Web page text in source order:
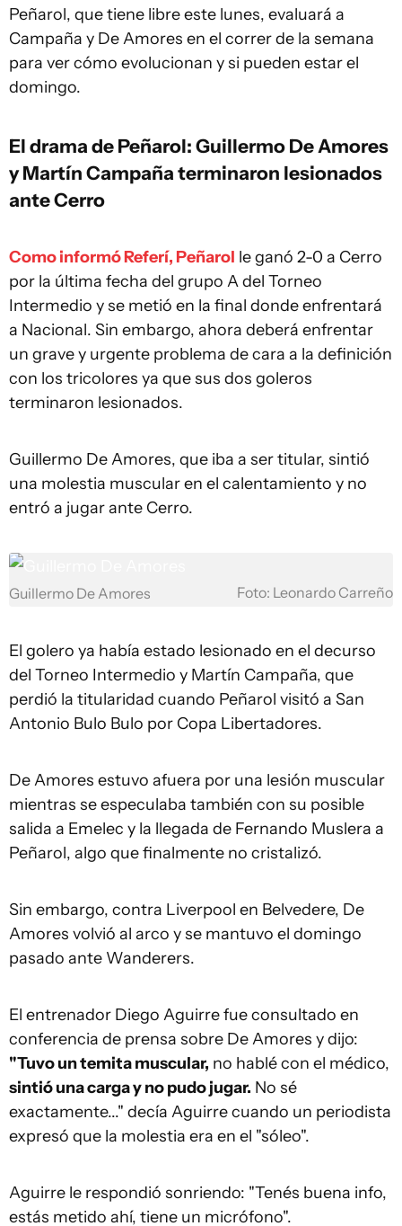
Peñarol, que tiene libre este lunes, evaluará a
Campaña y De Amores en el correr de la semana
para ver cómo evolucionan y si pueden estar el
domingo.
El drama de Peñarol: Guillermo De Amores
y Martín Campaña terminaron lesionados
ante Cerro
Como informó Referí, Peñarol le ganó 2-0 a Cerro
por la última fecha del grupo A del Torneo
Intermedio y se metió en la final donde enfrentará
a Nacional. Sin embargo, ahora deberá enfrentar
un grave y urgente problema de cara a la definición
con los tricolores ya que sus dos goleros
terminaron lesionados.
Guillermo De Amores, que iba a ser titular, sintió
una molestia muscular en el calentamiento y no
entró a jugar ante Cerro.
Guillermo De Amores Foto: Leonardo Carreño
El golero ya había estado lesionado en el decurso
del Torneo Intermedio y Martín Campaña, que
perdió la titularidad cuando Peñarol visitó a San
Antonio Bulo Bulo por Copa Libertadores.
De Amores estuvo afuera por una lesión muscular
mientras se especulaba también con su posible
salida a Emelec y la llegada de Fernando Muslera a
Peñarol, algo que finalmente no cristalizó.
Sin embargo, contra Liverpool en Belvedere, De
Amores volvió al arco y se mantuvo el domingo
pasado ante Wanderers.
El entrenador Diego Aguirre fue consultado en
conferencia de prensa sobre De Amores y dijo:
"Tuvo un temita muscular, no hablé con el médico,
sintió una carga y no pudo jugar. No sé
exactamente..." decía Aguirre cuando un periodista
expresó que la molestia era en el "sóleo".
Aguirre le respondió sonriendo: "Tenés buena info,
estás metido ahí, tiene un micrófono".